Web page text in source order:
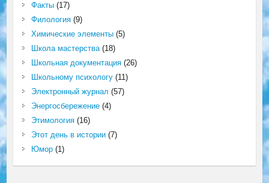
Факты(17)
Филология(9)
Химические элементы(5)
Школа мастерства(18)
Школьная документация(26)
Школьному психологу(11)
Электронный журнал (57)
Энергосбережение(4)
Этимология(16)
Этот день в истории(7)
Юмор(1)